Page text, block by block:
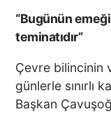
“Bugünün
teminatıdır”
Çevre bilincinin
günlerle sınırlı
Başkan